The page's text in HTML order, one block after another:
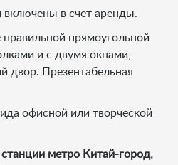
в счет аренды.
прямоугольной
и с двумя окнами,
двор. Презентабельная
офисной или творческой
метро Китай-город,